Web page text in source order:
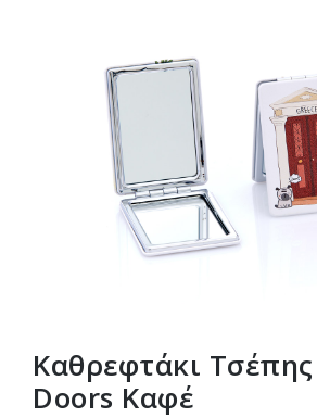
Καθρεφτάκι
Doors Καφέ